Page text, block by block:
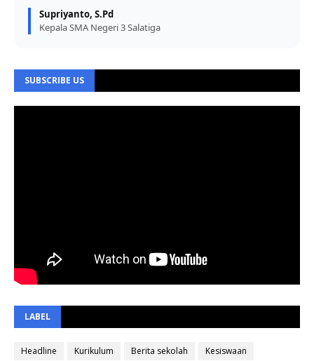
Supriyanto, S.Pd
Kepala SMA Negeri 3 Salatiga
SUBSCRIBE US
LABEL
Headline Kurikulum Berita sekolah
Kesiswaan